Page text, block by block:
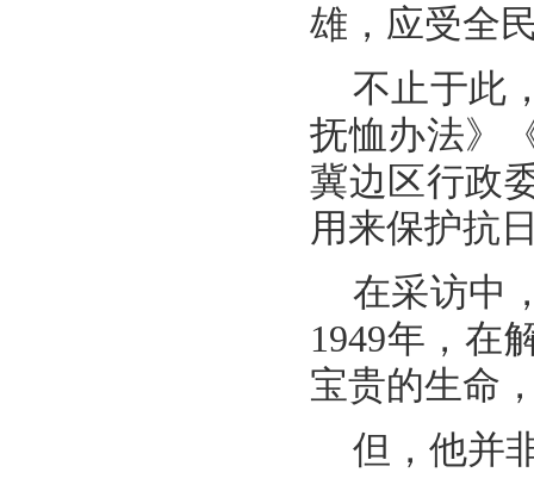
雄，应受全
不止于此
抚恤办法》
冀边区行政
用来保护抗
在采访中
1949年，在
宝贵的生命
但，他并